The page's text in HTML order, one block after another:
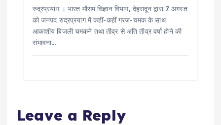
रुद्रप्रयाग । भारत मौसम विज्ञान विभाग, देहरादून द्वारा 7 अगस्त
को जनपद रुद्रप्रयाग में कहीं-कहीं गरज-चमक के साथ
आकाशीय बिजली चमकने तथा तीव्र से अति तीव्र वर्षा होने की
संभावना…
Leave a Reply